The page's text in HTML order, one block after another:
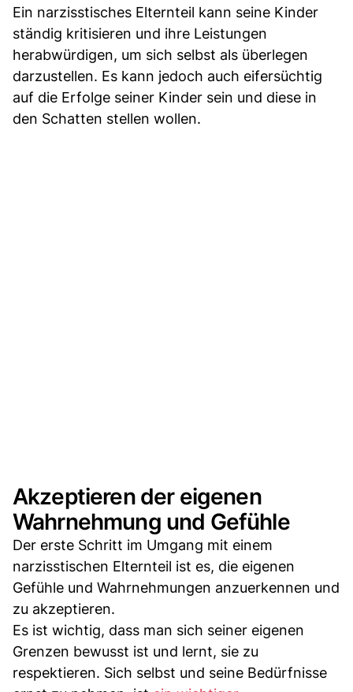
Ein narzisstisches Elternteil kann seine Kinder
ständig kritisieren und ihre Leistungen
herabwürdigen, um sich selbst als überlegen
darzustellen. Es kann jedoch auch eifersüchtig
auf die Erfolge seiner Kinder sein und diese in
den Schatten stellen wollen.
Akzeptieren der eigenen
Wahrnehmung und Gefühle
Der erste Schritt im Umgang mit einem
narzisstischen Elternteil ist es, die eigenen
Gefühle und Wahrnehmungen anzuerkennen und
zu akzeptieren.
Es ist wichtig, dass man sich seiner eigenen
Grenzen bewusst ist und lernt, sie zu
respektieren. Sich selbst und seine Bedürfnisse